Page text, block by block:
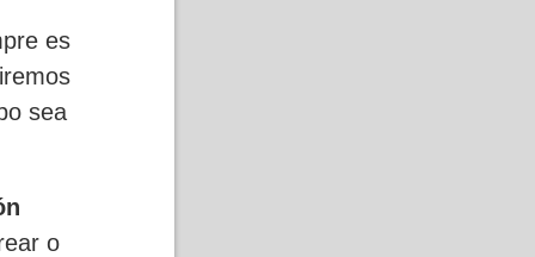
es
sea
o